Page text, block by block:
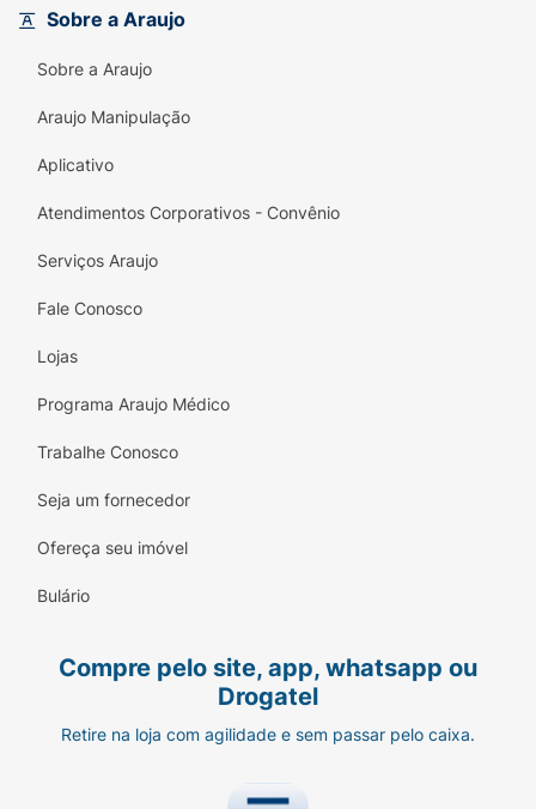
Sobre a Araujo
Sobre a Araujo
Araujo Manipulação
Aplicativo
Atendimentos Corporativos - Convênio
Serviços Araujo
Fale Conosco
Lojas
Programa Araujo Médico
Trabalhe Conosco
Seja um fornecedor
Ofereça seu imóvel
Bulário
Compre pelo site, app, whatsapp ou
Drogatel
Retire na loja com agilidade e sem passar pelo caixa.